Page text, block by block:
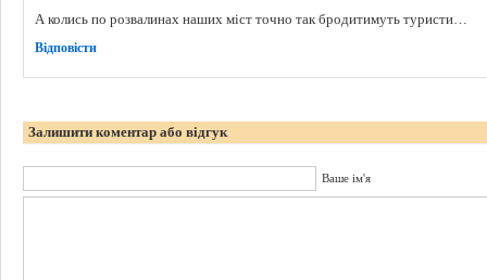
А колись по розвалинах наших міст точно так бродитимуть туристи…
Відповіcти
Залишити коментар або відгук
Ваше ім'я